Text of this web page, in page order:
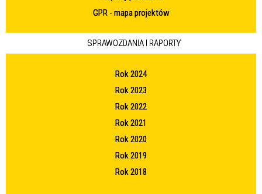
GPR - mapa projektów
SPRAWOZDANIA I RAPORTY
Rok 2024
Rok 2023
Rok 2022
Rok 2021
Rok 2020
Rok 2019
Rok 2018